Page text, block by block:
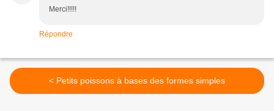
Merci!!!!!
Répondre
< Petits poissons à bases des formes simples